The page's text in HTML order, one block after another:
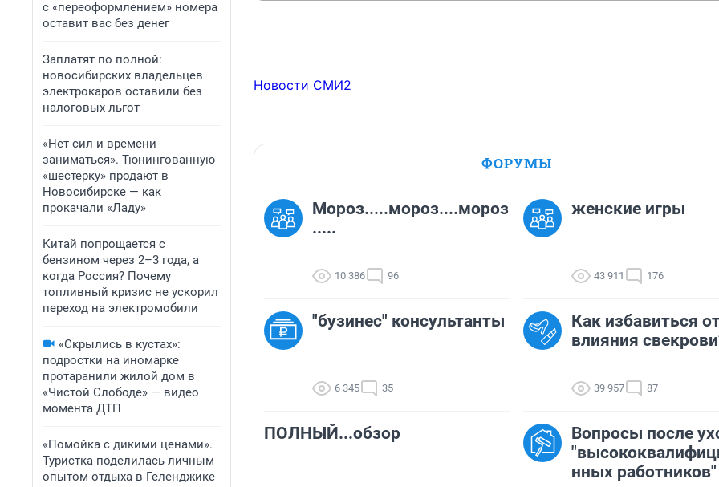
с «переоформлением» номера
оставит вас без денег
Заплатят по полной:
новосибирских владельцев
электрокаров оставили без
налоговых льгот
«Нет сил и времени
заниматься». Тюнингованную
«шестерку» продают в
Новосибирске — как
прокачали «Ладу»
Китай попрощается с
бензином через 2–3 года, а
когда Россия? Почему
топливный кризис не ускорил
переход на электромобили
«Скрылись в кустах»:
подростки на иномарке
протаранили жилой дом в
«Чистой Слободе» — видео
момента ДТП
«Помойка с дикими ценами».
Туристка поделилась личным
опытом отдыха в Геленджике
Новости СМИ2
ФОРУМЫ
Мороз.....мороз....мороз
.....
10 386 96
женские игры
43 911 176
"бузинес" консультанты
6 345 35
Как избавиться
влияния
39 957 87
ПОЛНЫЙ...обзор
Вопросы после
нных работников"